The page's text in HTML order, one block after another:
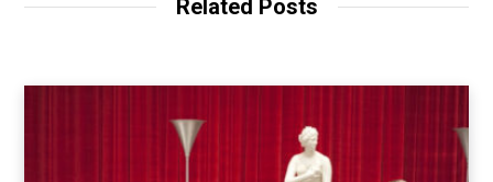
Related Posts